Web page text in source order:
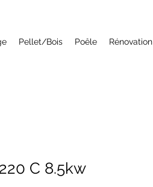
Pellet/Bois Poêle Rénovation
C 8.5kw